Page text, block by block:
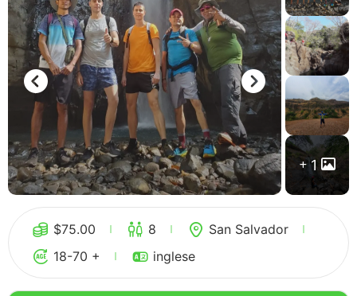
Honduras
Nicaragua
Guatemala 1
$75.00 8
San Salvador
18-70 +
inglese